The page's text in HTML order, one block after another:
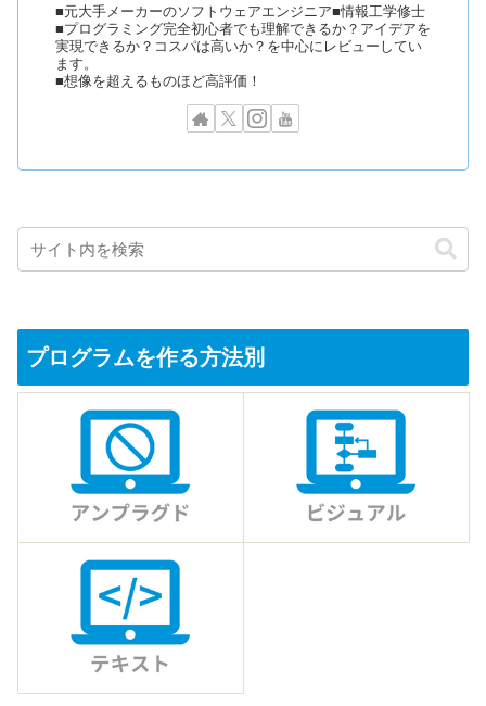
■元大手メーカーのソフトウェアエンジニア■情報工学修士
■プログラミング完全初心者でも理解できるか？アイデアを
実現できるか？コスパは高いか？を中心にレビューしてい
ます。
■想像を超えるものほど高評価！
プログラムを作る方法別